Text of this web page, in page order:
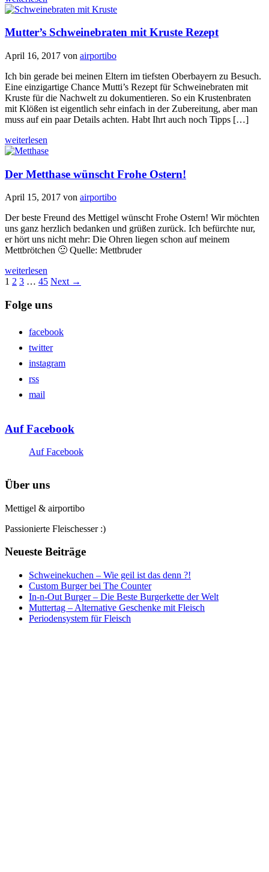
Mutter’s Schweinebraten mit Kruste Rezept
April 16, 2017 von airportibo
Ich bin gerade bei meinen Eltern im tiefsten Oberbayern zu Besuch.
Eine einzigartige Chance Mutti’s Rezept für Schweinebraten mit
Kruste für die Nachwelt zu dokumentieren. So ein Krustenbraten
mit Klößen ist eigentlich sehr einfach in der Zubereitung, aber man
muss auf ein paar Details achten. Habt Ihrt auch noch Tipps […]
weiterlesen
Der Metthase wünscht Frohe Ostern!
April 15, 2017 von airportibo
Der beste Freund des Mettigel wünscht Frohe Ostern! Wir möchten
uns ganz herzlich bedanken und grüßen zurück. Ich befürchte nur,
er hört uns nicht mehr: Die Ohren liegen schon auf meinem
Mettbrötchen 🙂 Quelle: Mettbruder
weiterlesen
1 2 3 … 45 Next →
Folge uns
facebook
twitter
instagram
rss
mail
Auf Facebook
Auf Facebook
Über uns
Mettigel & airportibo
Passionierte Fleischesser :)
Neueste Beiträge
Schweinekuchen – Wie geil ist das denn ?!
Custom Burger bei The Counter
In-n-Out Burger – Die Beste Burgerkette der Welt
Muttertag – Alternative Geschenke mit Fleisch
Periodensystem für Fleisch